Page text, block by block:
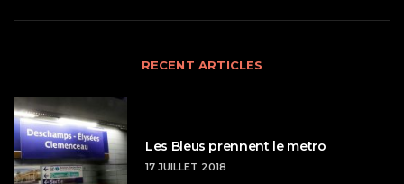
RECENT ARTICLES
Les Bleus prennent le metro
17 JUILLET 2018